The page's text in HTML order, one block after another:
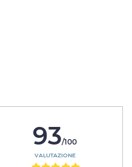
93/100
VALUTAZIONE